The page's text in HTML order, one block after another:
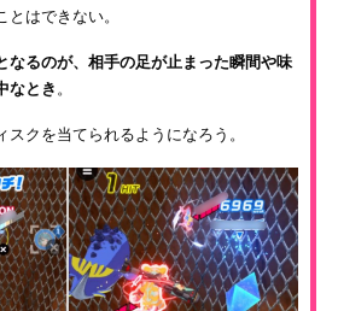
はできない。
なるのが、相手の足が止まった瞬間や味
なとき 。
スクを当てられるようになろう。